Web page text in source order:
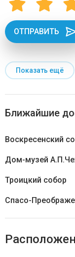
ОТПРАВИТЬ
Показать ещё
Ближайшие
Воскресенский
Дом-музей
Троицкий собор
Спасо-